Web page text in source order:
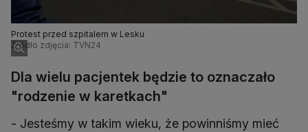
Protest przed szpitalem w Lesku
Źródło zdjęcia: TVN24
Dla wielu pacjentek będzie to oznaczało
"rodzenie w karetkach"
- Jesteśmy w takim wieku, że powinniśmy mieć